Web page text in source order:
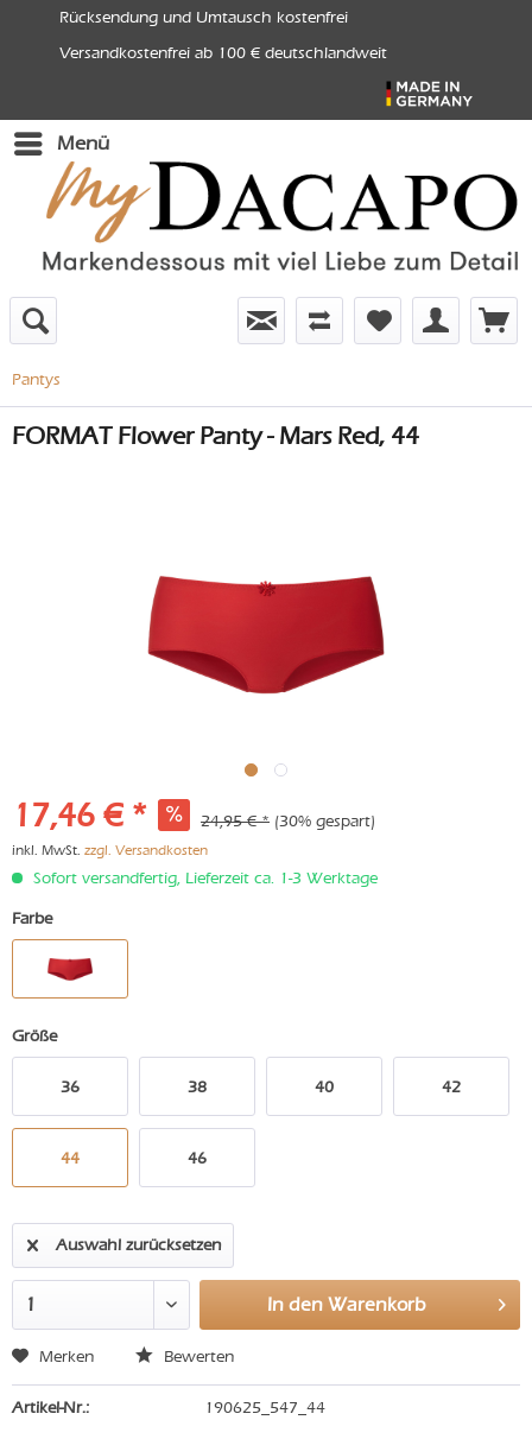
Rücksendung und Umtausch kostenfrei
Versandkostenfrei ab 100 € deutschlandweit
Menü
Pantys
FORMAT Flower Panty - Mars Red, 44
17,46 € * 24,95 € * (30% gespart)
inkl. MwSt. zzgl. Versandkosten
Sofort versandfertig, Lieferzeit ca. 1-3 Werktage
Farbe
Größe
36 38 40 42
44 46
Auswahl zurücksetzen
In den Warenkorb
Merken Bewerten
Artikel-Nr.: 190625_547_44